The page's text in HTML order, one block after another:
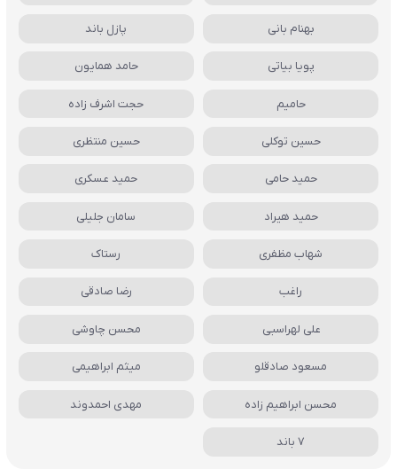
بهنام بانی پازل باند
پویا بیاتی حامد همایون
حامیم حجت اشرف زاده
حسین توکلی حسین منتظری
حمید حامی حمید عسکری
حمید هیراد سامان جلیلی
شهاب مظفری رستاک
راغب رضا صادقی
علی لهراسبی محسن چاوشی
مسعود صادقلو میثم ابراهیمی
محسن ابراهیم زاده مهدی احمدوند
7 باند